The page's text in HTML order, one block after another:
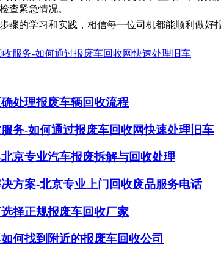
查紧急情况。
骤的学习和实践，相信每一位司机都能顺利做好
服务-如何通过报废车回收网快速处理旧车
处理报废车辆回收流程
务-如何通过报废车回收网快速处理旧车
京专业汽车报废拆解与回收处理
方案-北京专业上门回收废品服务电话
择正规报废车回收厂家
何找到附近的报废车回收公司